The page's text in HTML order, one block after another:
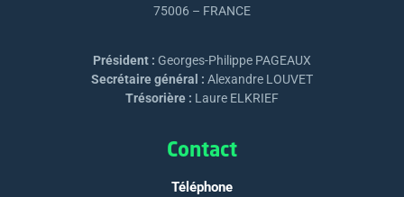
75006 – FRANCE
Président : Georges-Philippe PAGEAUX
Secrétaire général : Alexandre LOUVET
Trésorière : Laure ELKRIEF
Contact
Téléphone